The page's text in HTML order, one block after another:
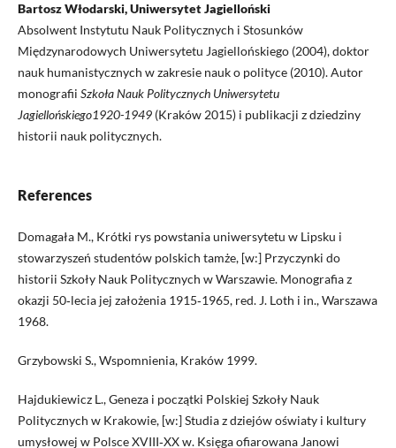
Bartosz Włodarski, Uniwersytet Jagielloński
Absolwent Instytutu Nauk Politycznych i Stosunków
Międzynarodowych Uniwersytetu Jagiellońskiego (2004), doktor
nauk humanistycznych w zakresie nauk o polityce (2010). Autor
monografii Szkoła Nauk Politycznych Uniwersytetu
Jagiellońskiego1920-1949(Kraków 2015) i publikacji z dziedziny
historii nauk politycznych.
References
Domagała M., Krótki rys powstania uniwersytetu w Lipsku i
stowarzyszeń studentów polskich tamże, [w:] Przyczynki do
historii Szkoły Nauk Politycznych w Warszawie. Monografia z
okazji 50‑lecia jej założenia 1915‑1965, red. J. Loth i in., Warszawa
1968.
Grzybowski S., Wspomnienia, Kraków 1999.
Hajdukiewicz L., Geneza i początki Polskiej Szkoły Nauk
Politycznych w Krakowie, [w:] Studia z dziejów oświaty i kultury
umysłowej w Polsce XVIII‑XX w. Księga ofiarowana Janowi